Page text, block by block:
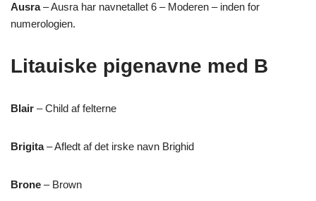
Ausra– Ausra har navnetallet 6 – Moderen – inden for
numerologien.
Litauiske pigenavne med B
Blair – Child af felterne
Brigita– Afledt af det irske navn Brighid
Brone – Brown